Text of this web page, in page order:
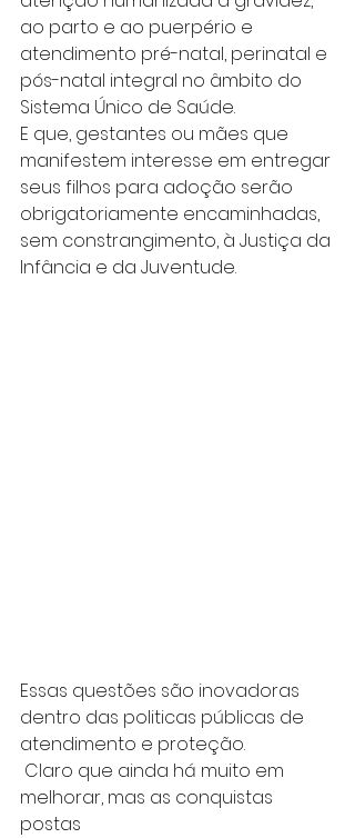
ao parto e ao puerpério e
atendimento pré-natal, perinatal e
pós-natal integral no âmbito do
Sistema Único de Saúde.
E que, gestantes ou mães que
manifestem interesse em entregar
seus filhos para adoção serão
obrigatoriamente encaminhadas,
sem constrangimento, à Justiça da
Infância e da Juventude.
Essas questões são inovadoras
dentro das politicas públicas de
atendimento e proteção.
melhorar, mas as conquistas
postas